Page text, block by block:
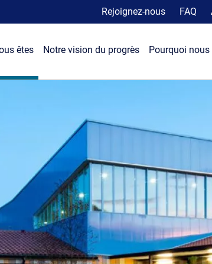
Rejoignez-nous FAQ
êtes Notre vision du progrès Pourquoi nous